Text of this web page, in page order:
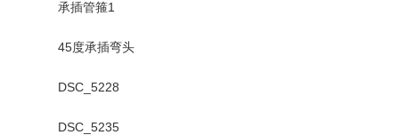
承插管箍1
45度承插弯头
DSC_5228
DSC_5235